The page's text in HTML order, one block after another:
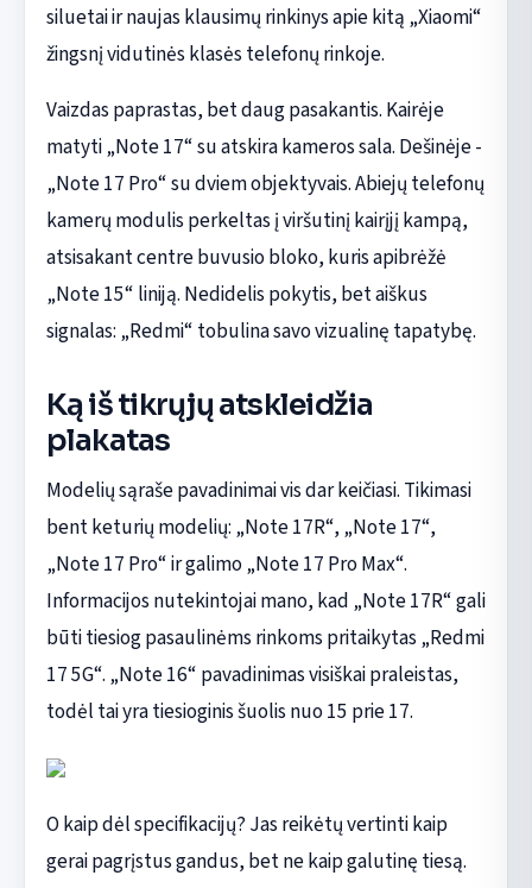
siluetai ir naujas klausimų rinkinys apie kitą „Xiaomi“
žingsnį vidutinės klasės telefonų rinkoje.
Vaizdas paprastas, bet daug pasakantis. Kairėje
matyti „Note 17“ su atskira kameros sala. Dešinėje -
„Note 17 Pro“ su dviem objektyvais. Abiejų telefonų
kamerų modulis perkeltas į viršutinį kairįjį kampą,
atsisakant centre buvusio bloko, kuris apibrėžė
„Note 15“ liniją. Nedidelis pokytis, bet aiškus
signalas: „Redmi“ tobulina savo vizualinę tapatybę.
Ką iš tikrųjų atskleidžia
plakatas
Modelių sąraše pavadinimai vis dar keičiasi. Tikimasi
bent keturių modelių: „Note 17R“, „Note 17“,
„Note 17 Pro“ ir galimo „Note 17 Pro Max“.
Informacijos nutekintojai mano, kad „Note 17R“ gali
būti tiesiog pasaulinėms rinkoms pritaikytas „Redmi
17 5G“. „Note 16“ pavadinimas visiškai praleistas,
todėl tai yra tiesioginis šuolis nuo 15 prie 17.
O kaip dėl specifikacijų? Jas reikėtų vertinti kaip
gerai pagrįstus gandus, bet ne kaip galutinę tiesą.